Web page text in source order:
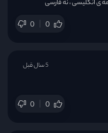
ی انگلیسی ، نه فارسی
0 0
0 0
5 سال قبل